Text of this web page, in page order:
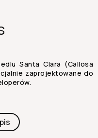
Santa Clara (Callosa
zaprojektowane do